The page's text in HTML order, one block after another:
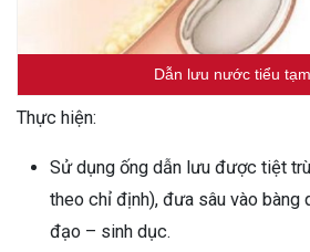
Dẫn lưu nước tiểu
Thực hiện:
Sử dụng ống dẫn lưu được tiệt
theo chỉ định), đưa sâu vào bàng
đạo – sinh dục.